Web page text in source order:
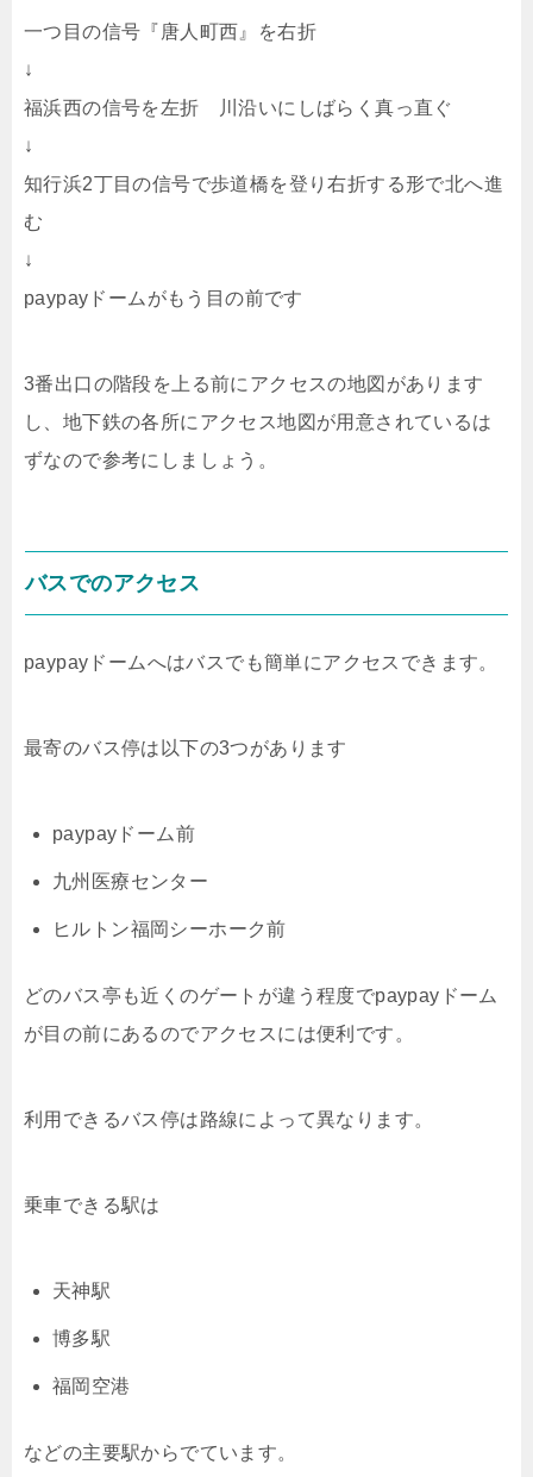
一つ目の信号『唐人町西』を右折
↓
福浜西の信号を左折 川沿いにしばらく真っ直ぐ
↓
知行浜2丁目の信号で歩道橋を登り右折する形で北へ進
む
↓
paypayドームがもう目の前です
3番出口の階段を上る前にアクセスの地図があります
し、地下鉄の各所にアクセス地図が用意されているは
ずなので参考にしましょう。
バスでのアクセス
paypayドームへはバスでも簡単にアクセスできます。
最寄のバス停は以下の3つがあります
paypayドーム前
九州医療センター
ヒルトン福岡シーホーク前
どのバス亭も近くのゲートが違う程度でpaypayドーム
が目の前にあるのでアクセスには便利です。
利用できるバス停は路線によって異なります。
乗車できる駅は
天神駅
博多駅
福岡空港
などの主要駅からでています。